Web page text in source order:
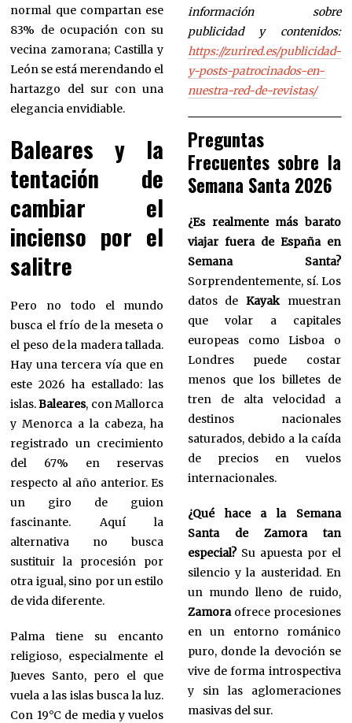
normal que compartan ese
83% de ocupación con su
vecina zamorana; Castilla y
León se está merendando el
hartazgo del sur con una
elegancia envidiable.
Baleares y la
tentación de
cambiar el
incienso por el
salitre
Pero no todo el mundo
busca el frío de la meseta o
el peso de la madera tallada.
Hay una tercera vía que en
este 2026 ha estallado: las
islas.Baleares, con Mallorca
y Menorca a la cabeza, ha
registrado un crecimiento
del 67% en reservas
respecto al año anterior. Es
un giro de guion
fascinante. Aquí la
alternativa no busca
sustituir la procesión por
otra igual, sino por un estilo
de vida diferente.
Palma tiene su encanto
religioso, especialmente el
Jueves Santo, pero el que
vuela a las islas busca la luz.
Con 19°C de media y vuelos
información sobre
publicidad y contenidos:
https://zurired.es/publicidad-
y-posts-patrocinados-en-
nuestra-red-de-revistas/
Preguntas
Frecuentes sobre la
Semana Santa 2026
¿Es realmente más barato
viajar fuera de España en
Semana Santa?
Sorprendentemente, sí. Los
datos de Kayakmuestran
que volar a capitales
europeas como Lisboa o
Londres puede costar
menos que los billetes de
tren de alta velocidad a
destinos nacionales
saturados, debido a la caída
de precios en vuelos
internacionales.
¿Qué hace a la Semana
Santa de Zamora tan
especial?Su apuesta por el
silencio y la austeridad. En
un mundo lleno de ruido,
Zamoraofrece procesiones
en un entorno románico
puro, donde la devoción se
vive de forma introspectiva
y sin las aglomeraciones
masivas del sur.